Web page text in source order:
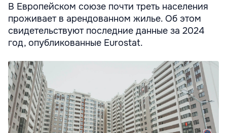
В Европейском союзе почти треть населения
проживает в арендованном жилье. Об этом
свидетельствуют последние данные за 2024
год, опубликованные Eurostat.